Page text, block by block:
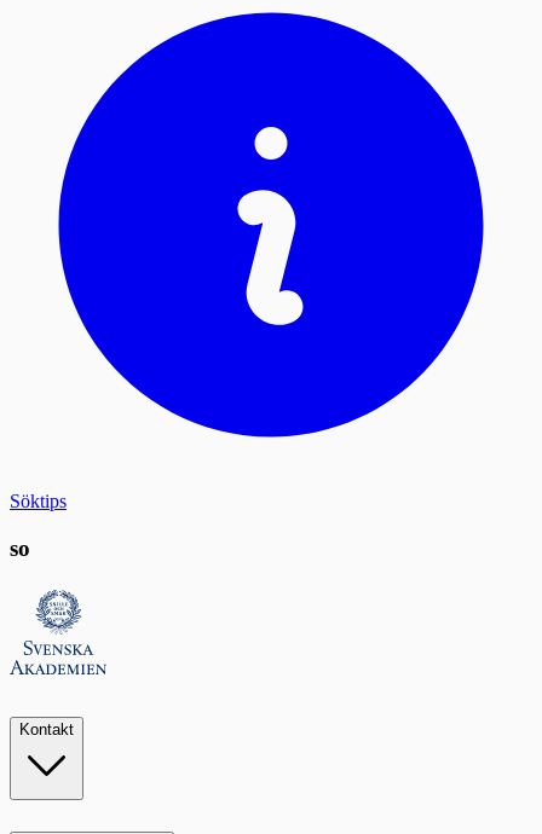
Söktips
so
Kontakt